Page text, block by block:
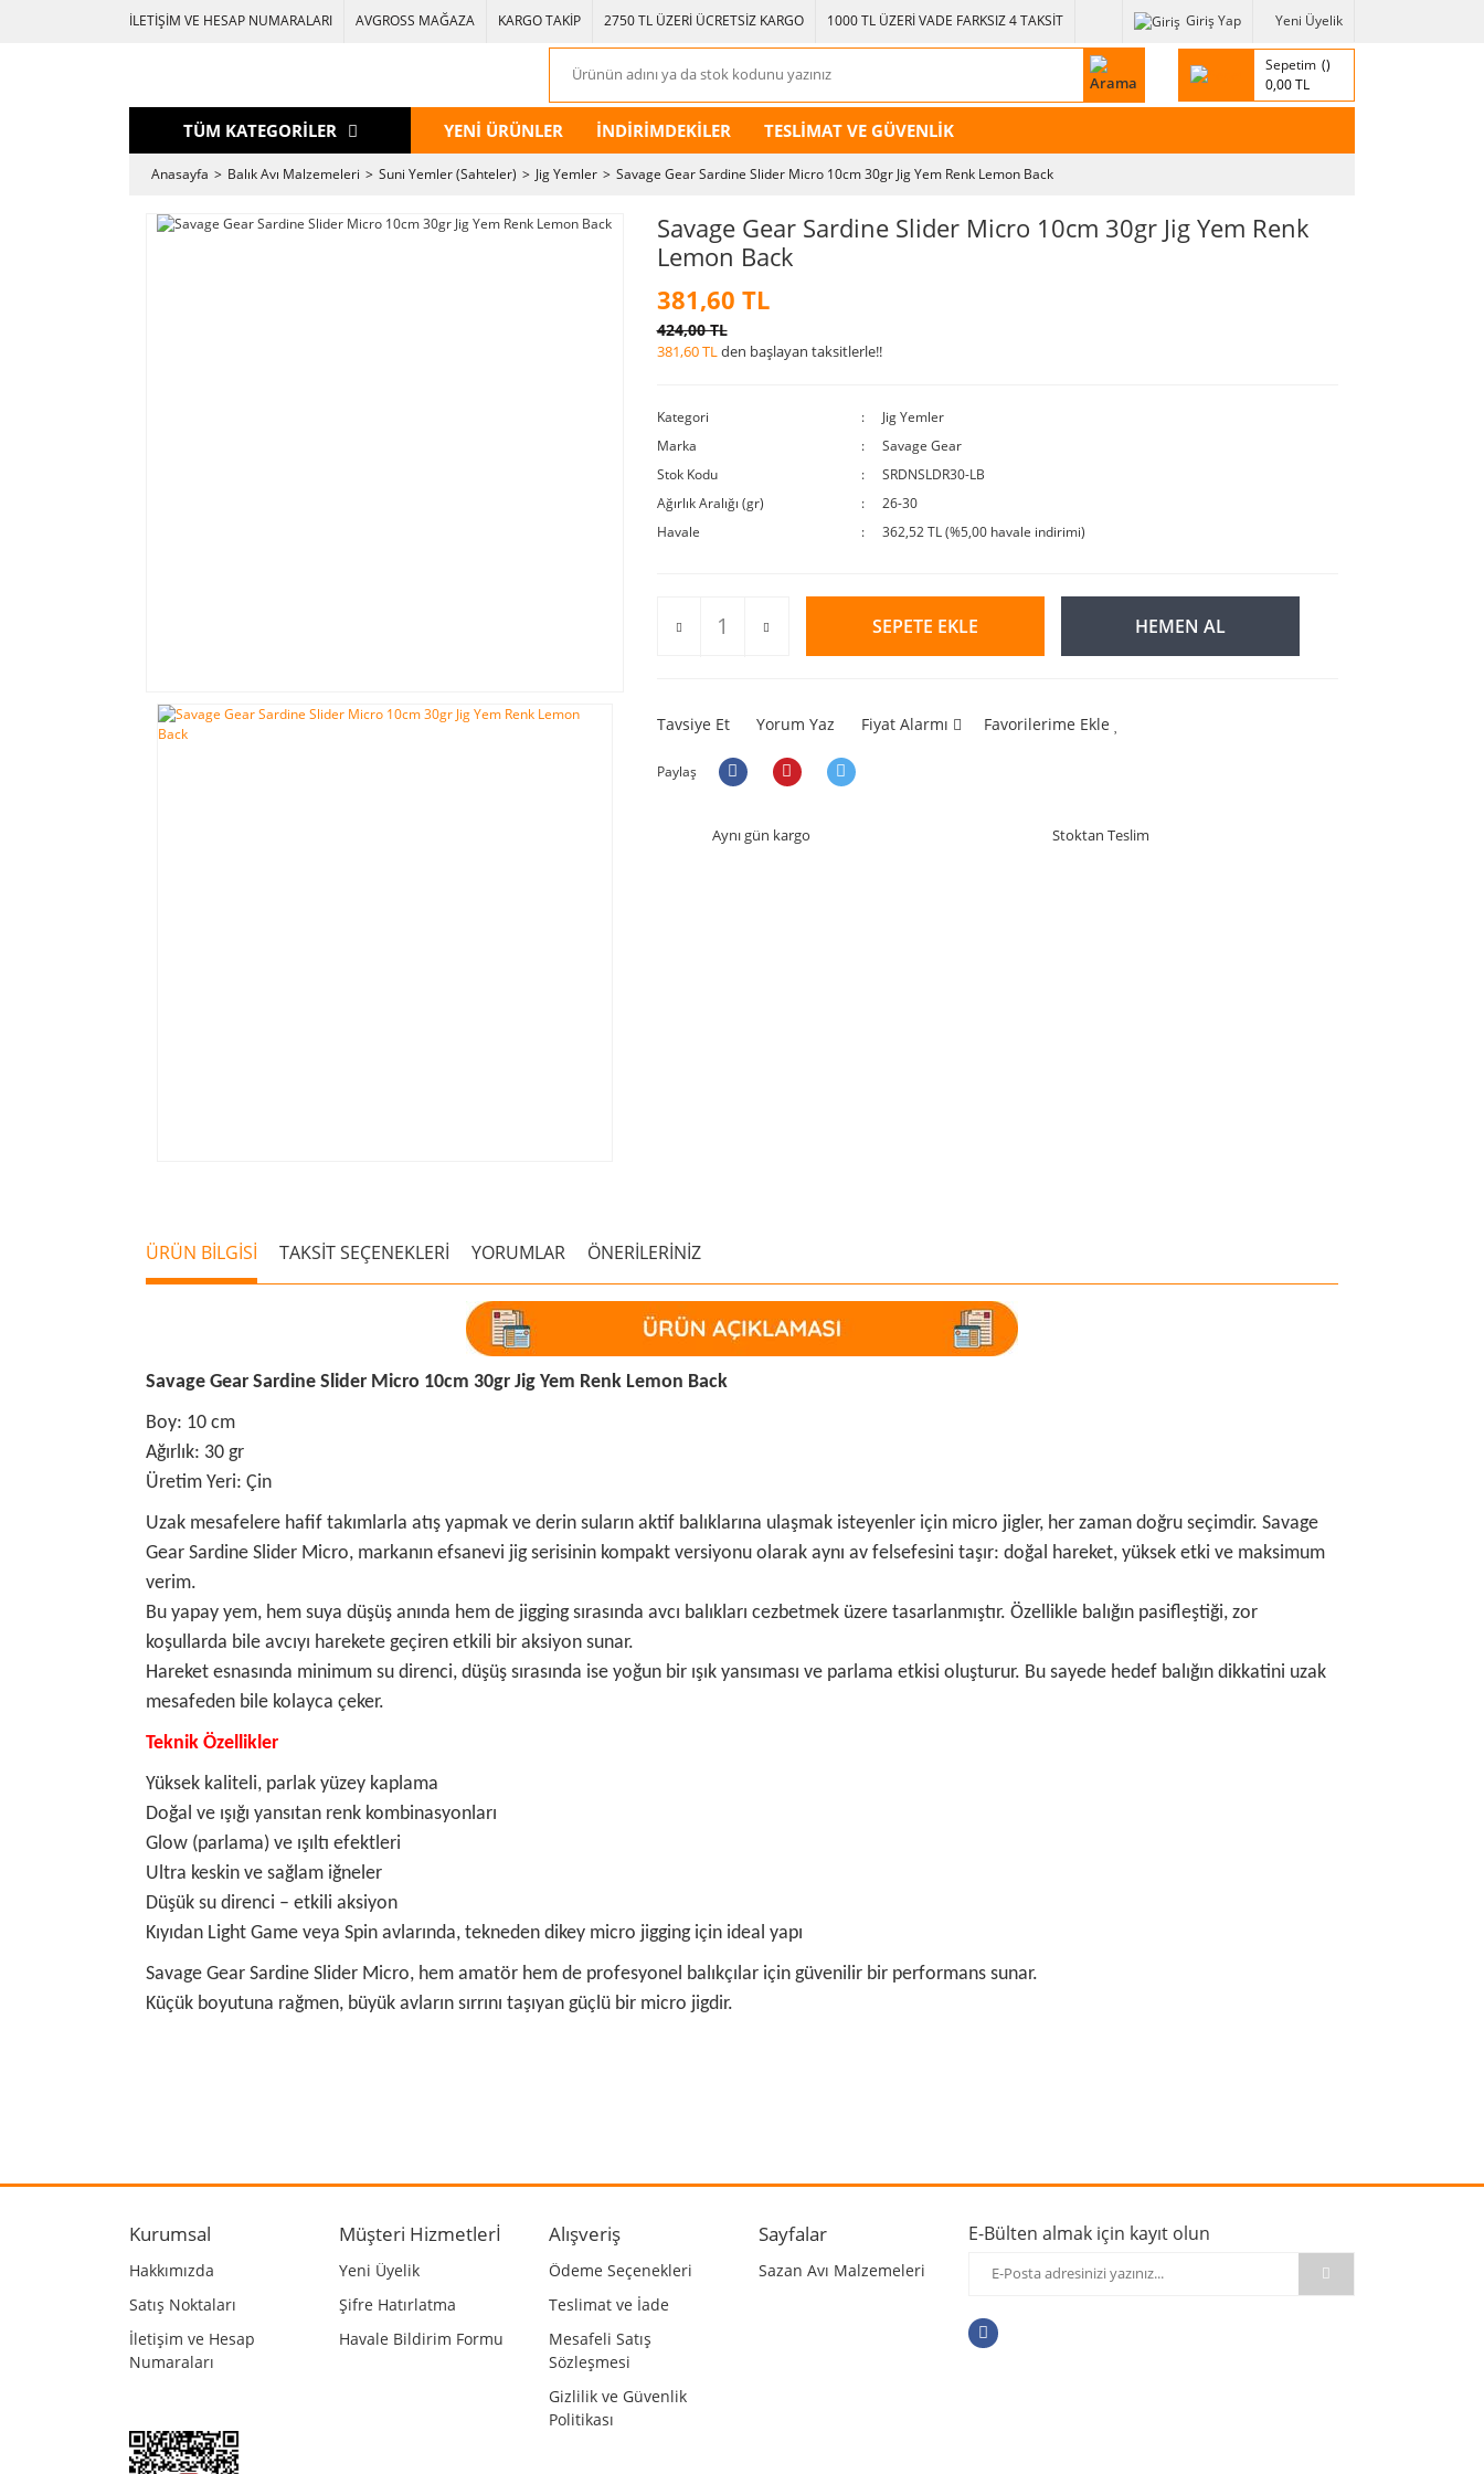
İLETİŞİM VE HESAP NUMARALARI AVGROSS MAĞAZA KARGO TAKİP 2750 TL ÜZERİ ÜCRETSİZ KARGO 1000 TL ÜZERİ VADE FARKSIZ 4 TAKSİT Giriş Yap Yeni Üyelik
Sepetim
0,00 TL
TÜM KATEGORİLER YENİ ÜRÜNLER İNDİRİMDEKİLER TESLİMAT VE GÜVENLİK
Anasayfa Balık Avı Malzemeleri Suni Yemler (Sahteler) Jig Yemler Savage Gear Sardine Slider Micro 10cm 30gr Jig Yem Renk Lemon Back
Savage Gear Sardine Slider Micro 10cm 30gr Jig Yem Renk
Lemon Back
381,60 TL
424,00 TL
381,60 TLden başlayan taksitlerle!!
Kategori
Jig Yemler
Marka
Savage Gear
Stok Kodu
SRDNSLDR30-LB
Ağırlık Aralığı (gr)
26-30
Havale
362,52 TL (%5,00 havale indirimi)
SEPETE EKLE HEMEN AL
Tavsiye Et Yorum Yaz Fiyat Alarmı Favorilerime Ekle
Paylaş
Aynı gün kargo Stoktan Teslim
ÜRÜN BİLGİSİ TAKSİT SEÇENEKLERİ YORUMLAR ÖNERİLERİNİZ
Savage Gear Sardine Slider Micro 10cm 30gr Jig Yem Renk Lemon Back
Boy: 10 cm
Ağırlık: 30 gr
Üretim Yeri: Çin
Uzak mesafelere hafif takımlarla atış yapmak ve derin suların aktif balıklarına ulaşmak isteyenler için micro jigler, her zaman doğru seçimdir. Savage
Gear Sardine Slider Micro, markanın efsanevi jig serisinin kompakt versiyonu olarak aynı av felsefesini taşır: doğal hareket, yüksek etki ve maksimum
verim.
Bu yapay yem, hem suya düşüş anında hem de jigging sırasında avcı balıkları cezbetmek üzere tasarlanmıştır. Özellikle balığın pasifleştiği, zor
koşullarda bile avcıyı harekete geçiren etkili bir aksiyon sunar.
Hareket esnasında minimum su direnci, düşüş sırasında ise yoğun bir ışık yansıması ve parlama etkisi oluşturur. Bu sayede hedef balığın dikkatini uzak
mesafeden bile kolayca çeker.
Teknik Özellikler
Yüksek kaliteli, parlak yüzey kaplama
Doğal ve ışığı yansıtan renk kombinasyonları
Glow (parlama) ve ışıltı efektleri
Ultra keskin ve sağlam iğneler
Düşük su direnci – etkili aksiyon
Kıyıdan Light Game veya Spin avlarında, tekneden dikey micro jigging için ideal yapı
Savage Gear Sardine Slider Micro, hem amatör hem de profesyonel balıkçılar için güvenilir bir performans sunar.
Küçük boyutuna rağmen, büyük avların sırrını taşıyan güçlü bir micro jigdir.
Ürün resmi kalitesiz, bozuk veya görüntülenemiyor.
Ürün bilgilerinde hatalar bulunuyor.
Ürün fiyatı diğer sitelerden daha pahalı.
Bu ürüne benzer farklı alternatifler olmalı.
Kurumsal
Hakkımızda
Satış Noktaları
İletişim ve Hesap
Numaraları
Müşteri Hizmetlerİ
Yeni Üyelik
Şifre Hatırlatma
Havale Bildirim Formu
Alışveriş
Ödeme Seçenekleri
Teslimat ve İade
Mesafeli Satış
Sözleşmesi
Gizlilik ve Güvenlik
Politikası
Sayfalar
Sazan Avı Malzemeleri
E-Bülten almak için kayıt olun